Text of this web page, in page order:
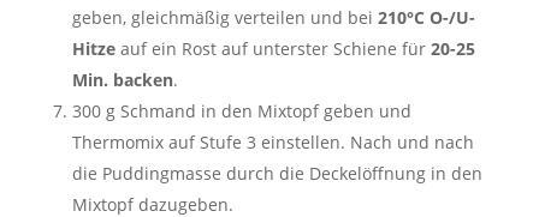
geben, gleichmäßig verteilen und bei210°C O-/U-
Hitze auf ein Rost auf unterster Schiene für20-25
Min. backen.
300 g Schmand in den Mixtopf geben und
Thermomix auf Stufe 3 einstellen. Nach und nach
die Puddingmasse durch die Deckelöffnung in den
Mixtopf dazugeben.